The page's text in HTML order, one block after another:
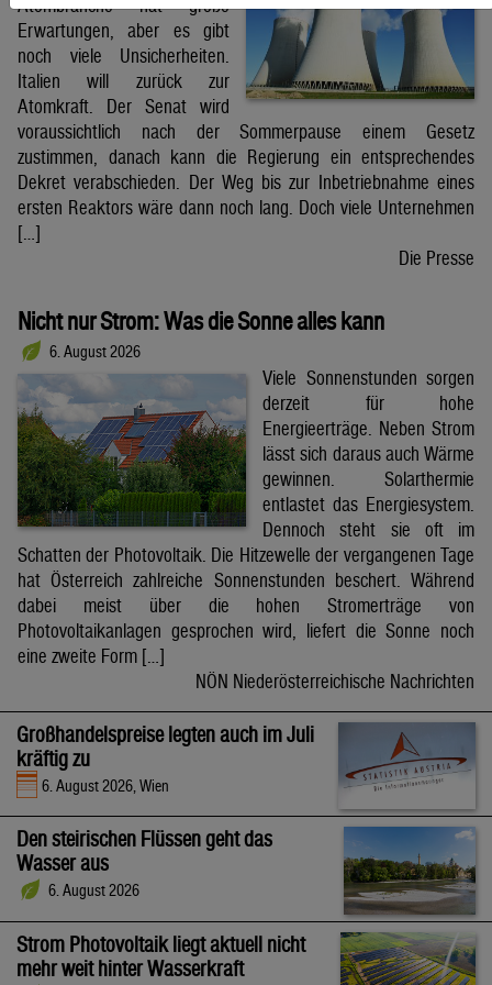
Atombranche hat große
Erwartungen, aber es gibt
noch viele Unsicherheiten.
Italien will zurück zur
Atomkraft. Der Senat wird
voraussichtlich nach der Sommerpause einem Gesetz
zustimmen, danach kann die Regierung ein entsprechendes
Dekret verabschieden. Der Weg bis zur Inbetriebnahme eines
ersten Reaktors wäre dann noch lang. Doch viele Unternehmen
[…]
Die Presse
Nicht nur Strom: Was die Sonne alles kann
6. August 2026
Viele Sonnenstunden sorgen
derzeit für hohe
Energieerträge. Neben Strom
lässt sich daraus auch Wärme
gewinnen. Solarthermie
entlastet das Energiesystem.
Dennoch steht sie oft im
Schatten der Photovoltaik. Die Hitzewelle der vergangenen Tage
hat Österreich zahlreiche Sonnenstunden beschert. Während
dabei meist über die hohen Stromerträge von
Photovoltaikanlagen gesprochen wird, liefert die Sonne noch
eine zweite Form […]
NÖN Niederösterreichische Nachrichten
Großhandelspreise legten auch im Juli
kräftig zu
6. August 2026, Wien
Den steirischen Flüssen geht das
Wasser aus
6. August 2026
Strom Photovoltaik liegt aktuell nicht
mehr weit hinter Wasserkraft